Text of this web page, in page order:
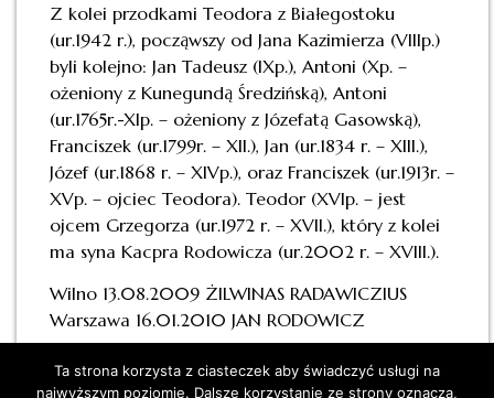
Z kolei przodkami Teodora z Białegostoku
(ur.1942 r.), począwszy od Jana Kazimierza (VIIIp.)
byli kolejno: Jan Tadeusz (IXp.), Antoni (Xp. –
ożeniony z Kunegundą Średzińską), Antoni
(ur.1765r.-XIp. – ożeniony z Józefatą Gasowską),
Franciszek (ur.1799r. – XII.), Jan (ur.1834 r. – XIII.),
Józef (ur.1868 r. – XIVp.), oraz Franciszek (ur.1913r. –
XVp. – ojciec Teodora). Teodor (XVIp. – jest
ojcem Grzegorza (ur.1972 r. – XVII.), który z kolei
ma syna Kacpra Rodowicza (ur.2002 r. – XVIII.).
Wilno 13.08.2009 ŻILWINAS RADAWICZIUS
Warszawa 16.01.2010 JAN RODOWICZ
Ta strona korzysta z ciasteczek aby świadczyć usługi na
najwyższym poziomie. Dalsze korzystanie ze strony oznacza,